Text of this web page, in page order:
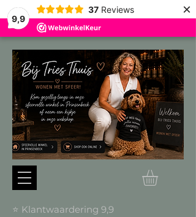
9,9
37 Reviews ×
⭐ Klantwaardering 9,9